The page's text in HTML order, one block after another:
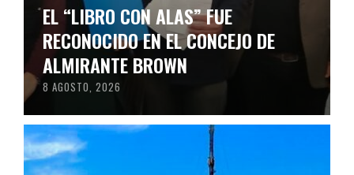
EL “LIBRO CON ALAS” FUE
RECONOCIDO EN EL CONCEJO DE
ALMIRANTE BROWN
8 AGOSTO, 2026